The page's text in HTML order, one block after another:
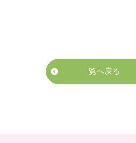
一覧へ戻る